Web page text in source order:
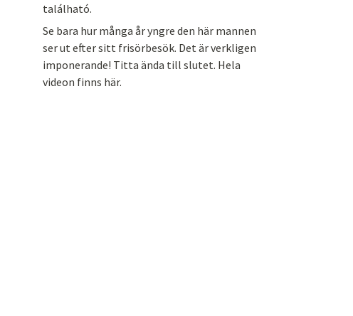
található.
Se bara hur många år yngre den här mannen
ser ut efter sitt frisörbesök. Det är verkligen
imponerande! Titta ända till slutet. Hela
videon finns här.